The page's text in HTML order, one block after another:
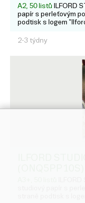
A2, 50 listů ILFORD
papír s perleťovým
podtisk s logem
2-3 týdny